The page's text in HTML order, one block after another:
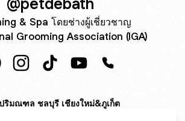
& Spa โดยช่างผู้เชี่ยวชาญ
Grooming Association (IGA)
ริมณฑล ชลบุรี เชียงใหม่&ภูเก็ต